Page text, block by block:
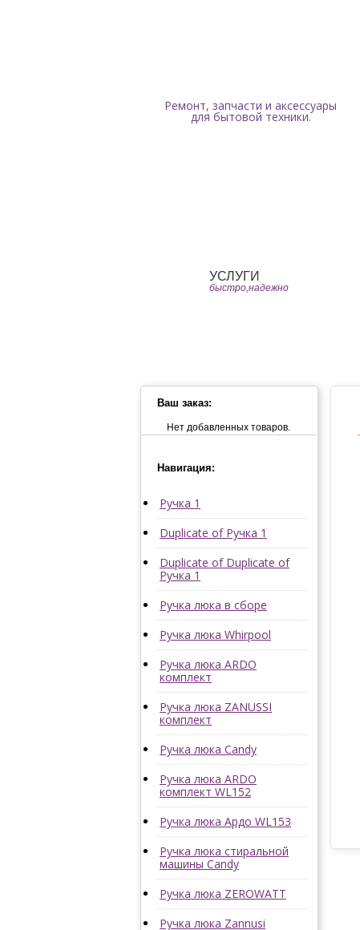
Ремонт, запчасти и аксессуары
для бытовой техники.
УСЛУГИ
быстро,надежно
Ваш заказ:
Нет добавленных товаров.
Навигация:
Ручка 1
Duplicate of Ручка 1
Duplicate of Duplicate of
Ручка 1
Ручка люка в сборе
Ручка люка Whirpool
Ручка люка ARDO
комплект
Ручка люка ZANUSSI
комплект
Ручка люка Candy
Ручка люка ARDO
комплект WL152
Ручка люка Ардо WL153
Ручка люка стиральной
машины Candy
Ручка люка ZEROWATT
Ручка люка Zannusi